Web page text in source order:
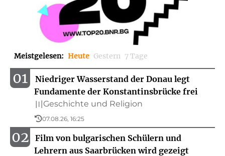
Meistgelesen: Heute Gestern 7 Tage
01
Niedriger Wasserstand der Donau legt
Fundamente der Konstantinsbrücke frei
〣 Geschichte und Religion
07.08.26, 16:25
02
Film von bulgarischen Schülern und
Lehrern aus Saarbrücken wird gezeigt